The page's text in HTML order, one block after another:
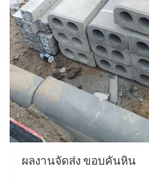
ผลงานจัดส่ง ขอบคันหิน